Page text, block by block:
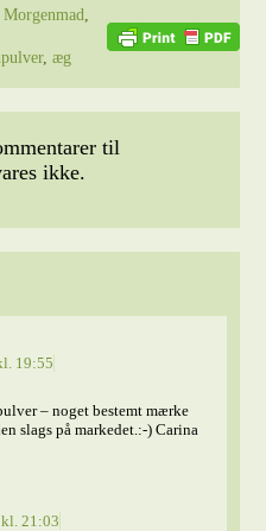
Morgenmad,
,æg
til
ikke.
19:55
– noget bestemt mærke
slags på markedet.:-) Carina
21:03